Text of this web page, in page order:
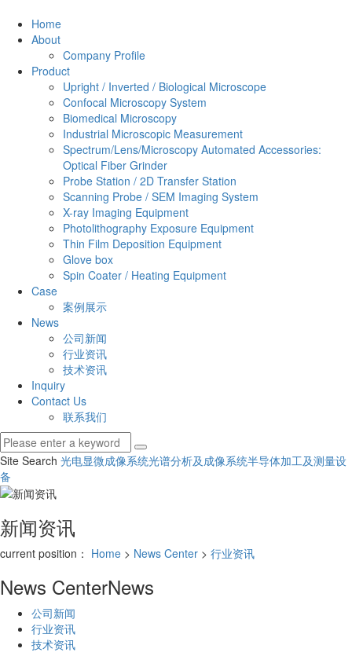
Home
About
Company Profile
Product
Upright / Inverted / Biological Microscope
Confocal Microscopy System
Biomedical Microscopy
Industrial Microscopic Measurement
Spectrum/Lens/Microscopy Automated Accessories:
Optical Fiber Grinder
Probe Station / 2D Transfer Station
Scanning Probe / SEM Imaging System
X-ray Imaging Equipment
Photolithography Exposure Equipment
Thin Film Deposition Equipment
Glove box
Spin Coater / Heating Equipment
Case
案例展示
News
公司新闻
行业资讯
技术资讯
Inquiry
Contact Us
联系我们
Site Search 光电显微成像系统光谱分析及成像系统半导体加工及测量设
备
新闻资讯
current position： Home > News Center > 行业资讯
News CenterNews
公司新闻
行业资讯
技术资讯